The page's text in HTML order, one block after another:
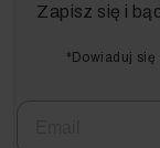
Zapisz się i
*Dowiaduj się